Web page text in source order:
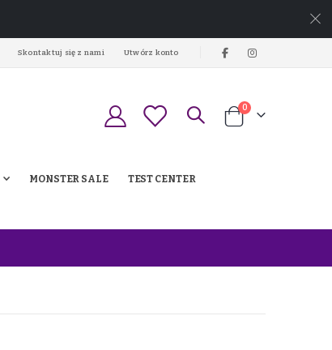
Skontaktuj się z nami Utwórz konto
Koszyk
0produkty
MONSTER SALE TEST CENTER